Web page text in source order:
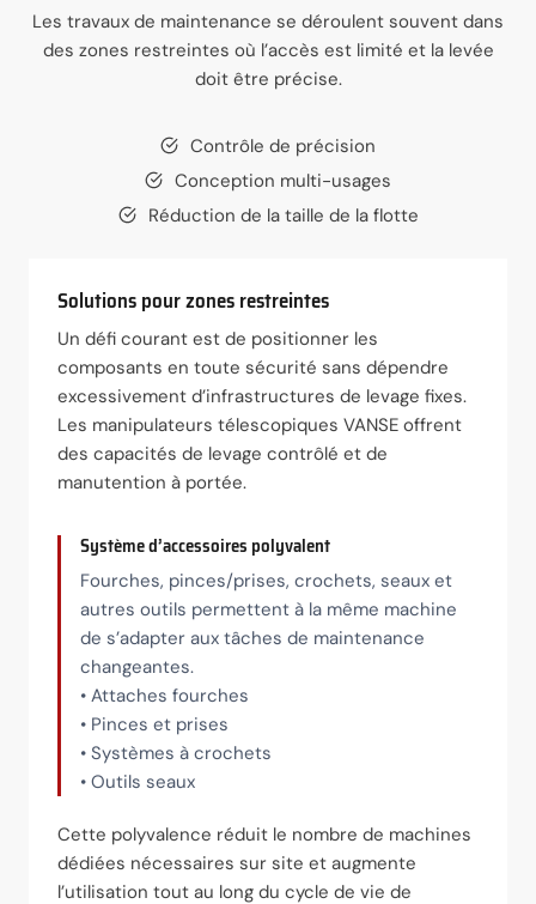
Les travaux de maintenance se déroulent souvent dans
des zones restreintes où l’accès est limité et la levée
doit être précise.
Contrôle de précision
Conception multi-usages
Réduction de la taille de la flotte
Solutions pour zones restreintes
Un défi courant est de positionner les
composants en toute sécurité sans dépendre
excessivement d’infrastructures de levage fixes.
Les manipulateurs télescopiques VANSE offrent
des capacités de levage contrôlé et de
manutention à portée.
Système d’accessoires polyvalent
Fourches, pinces/prises, crochets, seaux et
autres outils permettent à la même machine
de s’adapter aux tâches de maintenance
changeantes.
• Attaches fourches
• Pinces et prises
• Systèmes à crochets
• Outils seaux
Cette polyvalence réduit le nombre de machines
dédiées nécessaires sur site et augmente
l’utilisation tout au long du cycle de vie de